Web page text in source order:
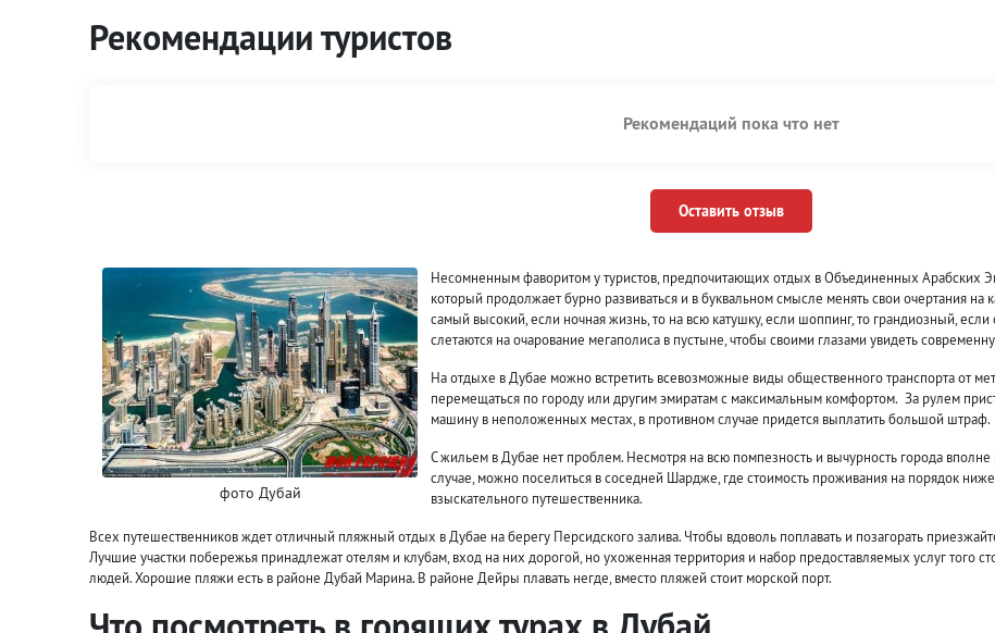
Рекомендации туристов
Рекомендаций пока что нет
Оставить отзыв
фото Дубай
Несомненным фаворитом у туристов, предпочитающих отдых в Объединенных Арабских
который продолжает бурно развиваться и в буквальном смысле менять свои очертания на
самый высокий, если ночная жизнь, то на всю катушку, если шоппинг, то грандиозный,
слетаются на очарование мегаполиса в пустыне, чтобы своими глазами увидеть
На отдыхе в Дубае можно встретить всевозможные виды общественного транспорта от
перемещаться по городу или другим эмиратам с максимальным комфортом. За рулем
машину в неположенных местах, в противном случае придется выплатить большой штраф.
С жильем в Дубае нет проблем. Несмотря на всю помпезность и вычурность города
случае, можно поселиться в соседней Шардже, где стоимость проживания на порядок
взыскательного путешественника.
Всех путешественников ждет отличный пляжный отдых в Дубае на берегу Персидского залива. Чтобы вдоволь поплавать и позагорать
Лучшие участки побережья принадлежат отелям и клубам, вход на них дорогой, но ухоженная территория и набор предоставляемых услуг того
людей. Хорошие пляжи есть в районе Дубай Марина. В районе Дейры плавать негде, вместо пляжей стоит морской порт.